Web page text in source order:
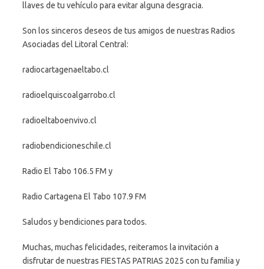
llaves de tu vehículo para evitar alguna desgracia.
Son los sinceros deseos de tus amigos de nuestras Radios
Asociadas del Litoral Central:
radiocartagenaeltabo.cl
radioelquiscoalgarrobo.cl
radioeltaboenvivo.cl
radiobendicioneschile.cl
Radio El Tabo 106.5 FM y
Radio Cartagena El Tabo 107.9 FM
Saludos y bendiciones para todos.
Muchas, muchas felicidades, reiteramos la invitación a
disfrutar de nuestras FIESTAS PATRIAS 2025 con tu familia y